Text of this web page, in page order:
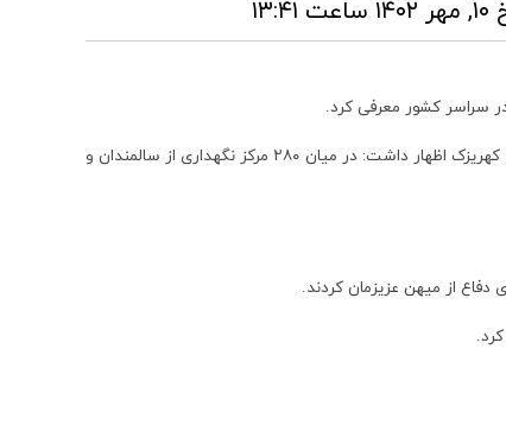
سراسر کشور معرفی کرد.
به گزارش روابط عمومی موسسه خیریه کهریزک ؛ معاون توانبخشی بهزیستی استان تهران درجمع سالمندان، نیکوکاران، مدیران و کارکنان آسایشگاه خیریه کهریزک اظهار داشت: در میان ۲۸۰ مرکز نگهداری از سالمندان و
از میهن عزیزمان کردند.